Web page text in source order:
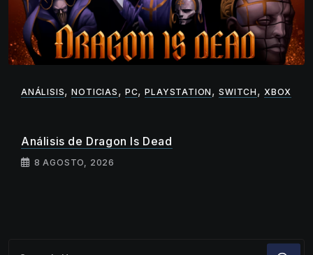
ANÁLISIS,NOTICIAS , PC,PLAYSTATION ,SWITCH ,XBOX
Análisis de Dragon Is Dead
8 AGOSTO, 2026